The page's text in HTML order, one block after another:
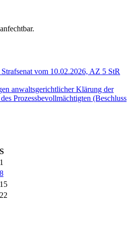
vom 10.02.2026, AZ 5 StR
anwaltsgerichtlicher Klärung der
Prozessbevollmächtigten (Beschluss
S
1
8
15
22